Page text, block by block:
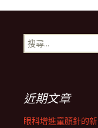
導
覽
列
搜
尋
近期文章
眼科增進童顏針的